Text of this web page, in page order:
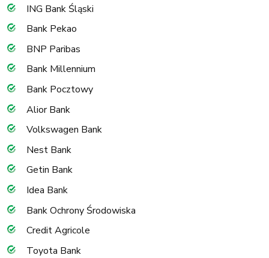
ING Bank Śląski
Bank Pekao
BNP Paribas
Bank Millennium
Bank Pocztowy
Alior Bank
Volkswagen Bank
Nest Bank
Getin Bank
Idea Bank
Bank Ochrony Środowiska
Credit Agricole
Toyota Bank